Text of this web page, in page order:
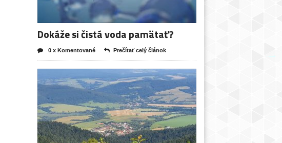
Dokáže si čistá voda pamätať?
0 x Komentované Prečítať celý článok